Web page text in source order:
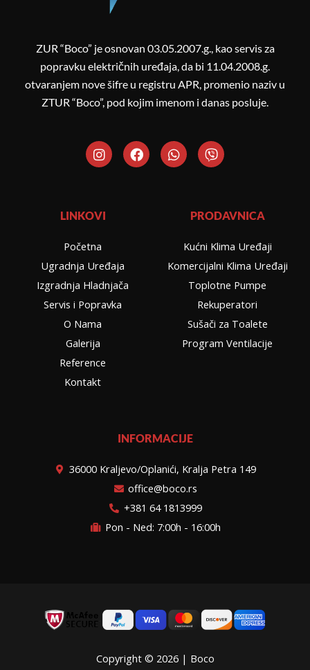
ZUR “Boco” je osnovan 03.05.2007.g., kao servis za
popravku električnih uređaja, da bi 11.04.2008.g.
otvaranjem nove šifre u registru APR, promenio naziv u
ZTUR “Boco”, pod kojim imenom i danas posluje.
I
n
s
g
r
m
F
a
c
W
h
a
V
i
b
LINKOVI
Početna
Ugradnja Uređaja
Izgradnja Hladnjača
Servis i Popravka
O Nama
Galerija
Reference
Kontakt
PRODAVNICA
Kućni Klima Uređaji
Komercijalni Klima Uređaji
Toplotne Pumpe
Rekuperatori
Sušači za Toalete
Program Ventilacije
INFORMACIJE
36000 Kraljevo/Oplanići, Kralja Petra 149
office@boco.rs
+381 64 1813999
Pon - Ned: 7:00h - 16:00h
Copyright © 2026 | Boco